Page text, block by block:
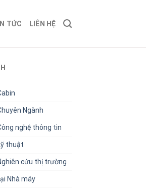
TỨC LIÊN HỆ
Ngành
nghệ thông tin
thuật
cứu thị trường
Nhà máy